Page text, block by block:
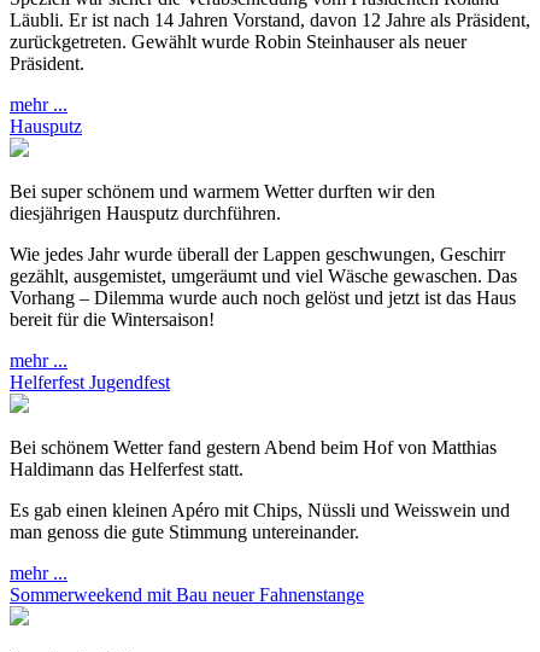
Läubli. Er ist nach 14 Jahren Vorstand, davon 12 Jahre als Präsident,
zurückgetreten. Gewählt wurde Robin Steinhauser als neuer
Präsident.
mehr ...
Hausputz
Bei super schönem und warmem Wetter durften wir den
diesjährigen Hausputz durchführen.
Wie jedes Jahr wurde überall der Lappen geschwungen, Geschirr
gezählt, ausgemistet, umgeräumt und viel Wäsche gewaschen. Das
Vorhang – Dilemma wurde auch noch gelöst und jetzt ist das Haus
bereit für die Wintersaison!
mehr ...
Helferfest Jugendfest
Bei schönem Wetter fand gestern Abend beim Hof von Matthias
Haldimann das Helferfest statt.
Es gab einen kleinen Apéro mit Chips, Nüssli und Weisswein und
man genoss die gute Stimmung untereinander.
mehr ...
Sommerweekend mit Bau neuer Fahnenstange